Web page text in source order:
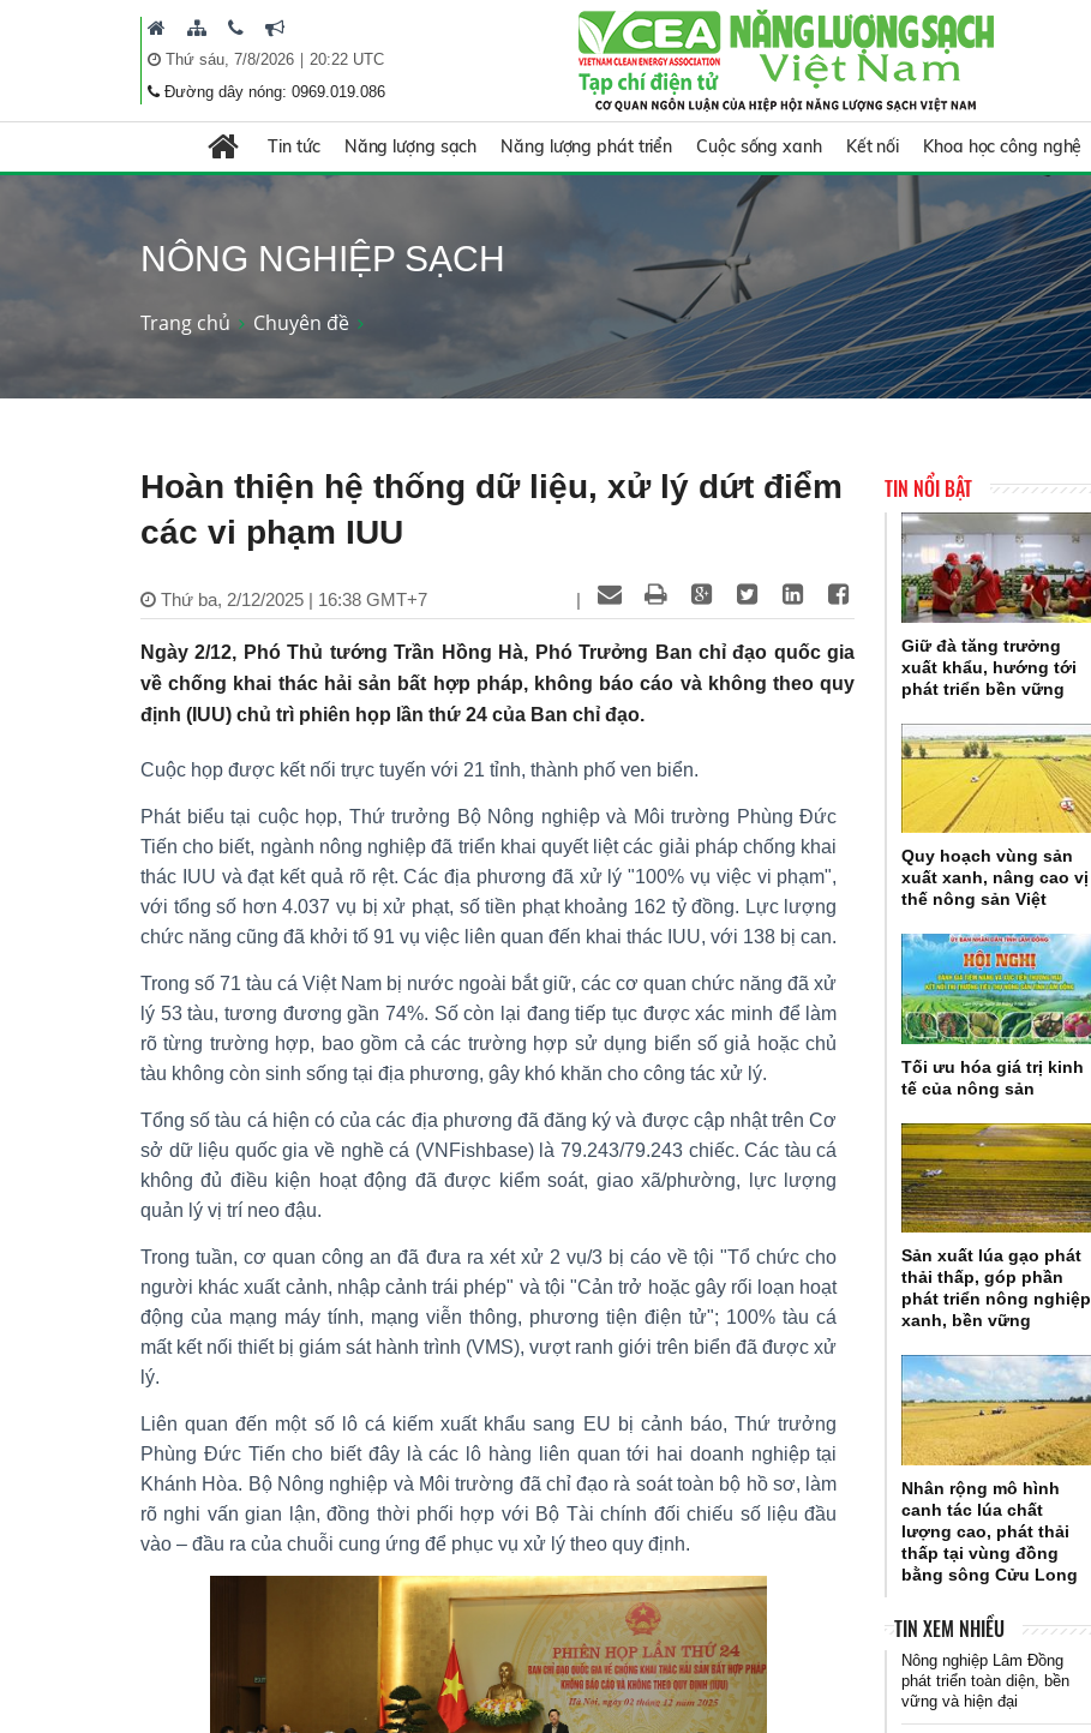
Thứ sáu, 7/8/2026| 20:22 UTC
Đường dây nóng: 0969.019.086
Tin tức Năng lượng sạch Năng lượng phát triển Cuộc sống xanh Kết nối Khoa học công nghệ
NÔNG NGHIỆP SẠCH
Trang chủ Chuyên đề
Hoàn thiện hệ thống dữ liệu, xử lý dứt điểm
các vi phạm IUU
Thứ ba, 2/12/2025 | 16:38 GMT+7 |
Ngày 2/12, Phó Thủ tướng Trần Hồng Hà, Phó Trưởng Ban chỉ đạo quốc gia
về chống khai thác hải sản bất hợp pháp, không báo cáo và không theo quy
định (IUU) chủ trì phiên họp lần thứ 24 của Ban chỉ đạo.
Cuộc họp được kết nối trực tuyến với 21 tỉnh, thành phố ven biển.
Phát biểu tại cuộc họp, Thứ trưởng Bộ Nông nghiệp và Môi trường Phùng Đức
Tiến cho biết, ngành nông nghiệp đã triển khai quyết liệt các giải pháp chống khai
thác IUU và đạt kết quả rõ rệt. Các địa phương đã xử lý "100% vụ việc vi phạm",
với tổng số hơn 4.037 vụ bị xử phạt, số tiền phạt khoảng 162 tỷ đồng. Lực lượng
chức năng cũng đã khởi tố 91 vụ việc liên quan đến khai thác IUU, với 138 bị can.
Trong số 71 tàu cá Việt Nam bị nước ngoài bắt giữ, các cơ quan chức năng đã xử
lý 53 tàu, tương đương gần 74%. Số còn lại đang tiếp tục được xác minh để làm
rõ từng trường hợp, bao gồm cả các trường hợp sử dụng biển số giả hoặc chủ
tàu không còn sinh sống tại địa phương, gây khó khăn cho công tác xử lý.
Tổng số tàu cá hiện có của các địa phương đã đăng ký và được cập nhật trên Cơ
sở dữ liệu quốc gia về nghề cá (VNFishbase) là 79.243/79.243 chiếc. Các tàu cá
không đủ điều kiện hoạt động đã được kiểm soát, giao xã/phường, lực lượng
quản lý vị trí neo đậu.
Trong tuần, cơ quan công an đã đưa ra xét xử 2 vụ/3 bị cáo về tội "Tổ chức cho
người khác xuất cảnh, nhập cảnh trái phép" và tội "Cản trở hoặc gây rối loạn hoạt
động của mạng máy tính, mạng viễn thông, phương tiện điện tử"; 100% tàu cá
mất kết nối thiết bị giám sát hành trình (VMS), vượt ranh giới trên biển đã được xử
lý.
Liên quan đến một số lô cá kiếm xuất khẩu sang EU bị cảnh báo, Thứ trưởng
Phùng Đức Tiến cho biết đây là các lô hàng liên quan tới hai doanh nghiệp tại
Khánh Hòa. Bộ Nông nghiệp và Môi trường đã chỉ đạo rà soát toàn bộ hồ sơ, làm
rõ nghi vấn gian lận, đồng thời phối hợp với Bộ Tài chính đối chiếu số liệu đầu
vào – đầu ra của chuỗi cung ứng để phục vụ xử lý theo quy định.
TIN NỔI BẬT
Giữ đà tăng trưởng
xuất khẩu, hướng tới
phát triển bền vững
Quy hoạch vùng sản
xuất xanh, nâng cao vị
thế nông sản Việt
Tối ưu hóa giá trị kinh
tế của nông sản
Sản xuất lúa gạo phát
thải thấp, góp phần
phát triển nông nghiệp
xanh, bền vững
Nhân rộng mô hình
canh tác lúa chất
lượng cao, phát thải
thấp tại vùng đồng
bằng sông Cửu Long
TIN XEM NHIỀU
Nông nghiệp Lâm Đồng
phát triển toàn diện, bền
vững và hiện đại